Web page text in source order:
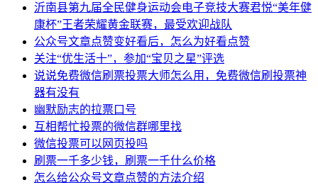
沂南县第九届全民健身运动会电子竞技大赛君悦“美年健
康杯”王者荣耀黄金联赛，最受欢迎战队
公众号文章点赞变好看后，怎么为好看点赞
关注“优生活十”，参加“宝贝之星”评选
说说免费微信刷票投票大师怎么用，免费微信刷投票神
器有没有
幽默励志的拉票口号
互相帮忙投票的微信群哪里找
微信投票可以网页投吗
刷票一千多少钱，刷票一千什么价格
怎么给公众号文章点赞的方法介绍